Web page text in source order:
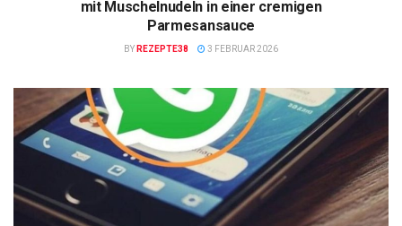
mit Muschelnudeln in einer cremigen
Parmesansauce
BY REZEPTE38 3 FEBRUAR 2026